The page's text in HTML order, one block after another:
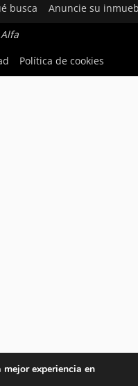
busca Anuncie su
Política de cookies
experiencia en